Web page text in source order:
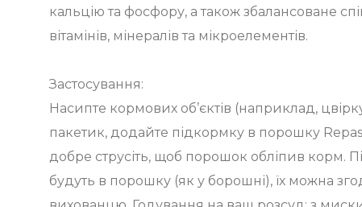
кальцію та фосфору, а також збалансоване
вітамінів, мінералів та мікроелементів.
Застосування:
Насипте кормових об’єктів (наприклад,
пакетик, додайте підкормку в порошку
добре струсіть, щоб порошок обліпив корм.
будуть в порошку (як у борошні), їх можна